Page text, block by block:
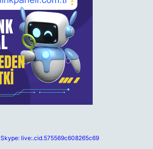
Skype: live:.cid.575569c608265c69